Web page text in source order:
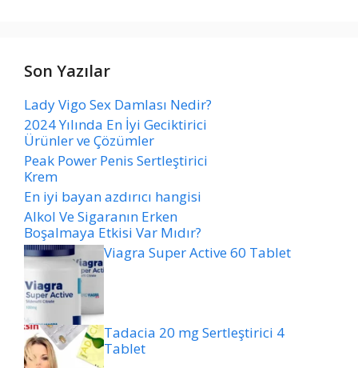
Son Yazılar
Lady Vigo Sex Damlası Nedir?
2024 Yılında En İyi Geciktirici
Ürünler ve Çözümler
Peak Power Penis Sertleştirici
Krem
En iyi bayan azdırıcı hangisi
Alkol Ve Sigaranın Erken
Boşalmaya Etkisi Var Mıdır?
Viagra Super Active 60 Tablet
Tadacia 20 mg Sertleştirici 4
Tablet